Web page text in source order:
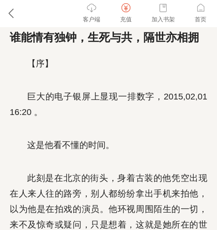
谁能情有独钟，生死与共，隔世亦相拥
【序】
巨大的电子银屏上显现一排数字，2015,02,01
16:20 。
这是他看不懂的时间。
此刻是在北京的街头，身着古装的他凭空出现
在人来人往的路旁，别人都纷纷拿出手机来拍他，
以为他是在拍戏的演员。他环视周围陌生的一切，
来不及惊奇或疑问，只是想着，这就是她所在的世
客户端 充值 加入书架 首页